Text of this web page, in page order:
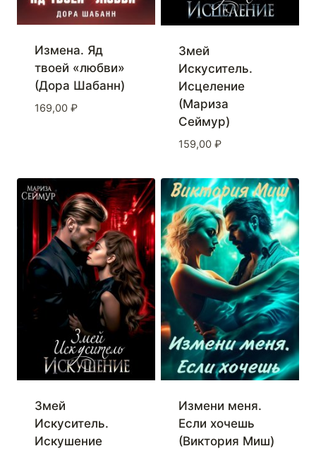
Измена. Яд
твоей «любви»
(Дора Шабанн)
169,00 ₽
Змей
Искуситель.
Исцеление
(Мариза
Сеймур)
159,00 ₽
Змей
Искуситель.
Искушение
Измени меня.
Если хочешь
(Виктория Миш)